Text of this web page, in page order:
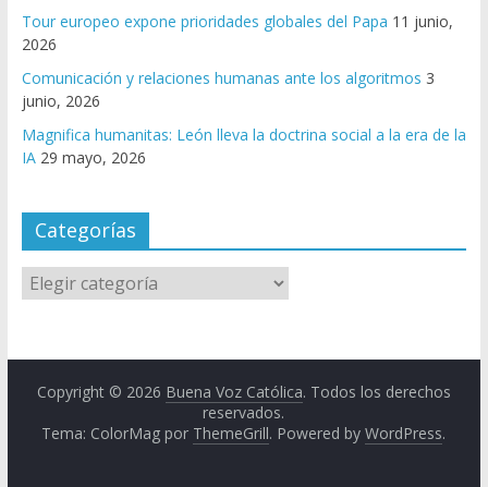
Tour europeo expone prioridades globales del Papa 11 junio,
2026
Comunicación y relaciones humanas ante los algoritmos 3
junio, 2026
Magnifica humanitas: León lleva la doctrina social a la era de la
IA 29 mayo, 2026
Categorías
Copyright © 2026 Buena Voz Católica. Todos los derechos
reservados.
Tema: ColorMag por ThemeGrill. Powered byWordPress.